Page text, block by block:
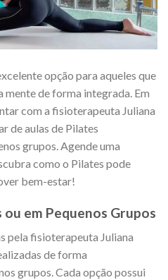
opção para aqueles que
mente de forma integrada. Em
com a fisioterapeuta Juliana
de aulas de Pilates
grupos. Agende uma
como o Pilates pode
bem-estar!
em Pequenos Grupos
pela fisioterapeuta Juliana
de forma
grupos. Cada opção possui